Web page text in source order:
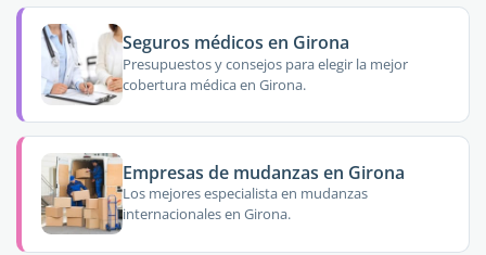
Seguros médicos en Girona
Presupuestos y consejos para elegir la mejor
cobertura médica en Girona.
Empresas de mudanzas en Girona
Los mejores especialista en mudanzas
internacionales en Girona.